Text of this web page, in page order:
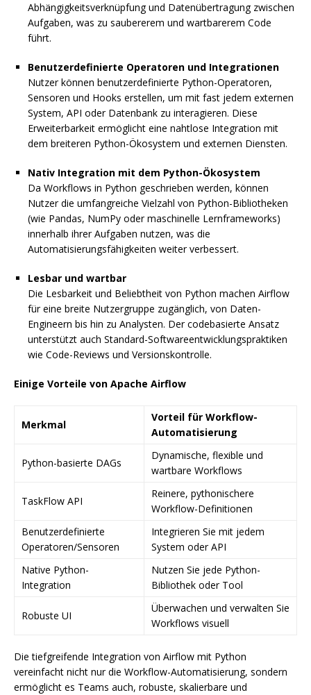
Abhängigkeitsverknüpfung und Datenübertragung zwischen
Aufgaben, was zu saubererem und wartbarerem Code
führt.
Benutzerdefinierte Operatoren und Integrationen
Nutzer können benutzerdefinierte Python-Operatoren,
Sensoren und Hooks erstellen, um mit fast jedem externen
System, API oder Datenbank zu interagieren. Diese
Erweiterbarkeit ermöglicht eine nahtlose Integration mit
dem breiteren Python-Ökosystem und externen Diensten.
Nativ Integration mit dem Python-Ökosystem
Da Workflows in Python geschrieben werden, können
Nutzer die umfangreiche Vielzahl von Python-Bibliotheken
(wie Pandas, NumPy oder maschinelle Lernframeworks)
innerhalb ihrer Aufgaben nutzen, was die
Automatisierungsfähigkeiten weiter verbessert.
Lesbar und wartbar
Die Lesbarkeit und Beliebtheit von Python machen Airflow
für eine breite Nutzergruppe zugänglich, von Daten-
Engineern bis hin zu Analysten. Der codebasierte Ansatz
unterstützt auch Standard-Softwareentwicklungspraktiken
wie Code-Reviews und Versionskontrolle.
Einige Vorteile von Apache Airflow
Merkmal
Vorteil für Workflow-
Automatisierung
Python-basierte DAGs
Dynamische, flexible und
wartbare Workflows
TaskFlow API
Reinere, pythonischere
Workflow-Definitionen
Benutzerdefinierte
Operatoren/Sensoren
Integrieren Sie mit jedem
System oder API
Native Python-
Integration
Nutzen Sie jede Python-
Bibliothek oder Tool
Robuste UI
Überwachen und verwalten Sie
Workflows visuell
Die tiefgreifende Integration von Airflow mit Python
vereinfacht nicht nur die Workflow-Automatisierung, sondern
ermöglicht es Teams auch, robuste, skalierbare und